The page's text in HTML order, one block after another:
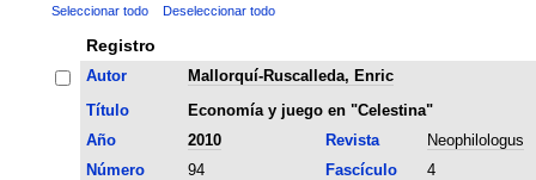
Seleccionar todo Deseleccionar todo
Registro
Autor
Mallorquí-Ruscalleda, Enric
Título
Economía y juego en "Celestina"
Año
2010 Revista
Neophilologus
Número
94 Fascículo
4